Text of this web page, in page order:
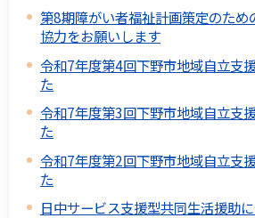
第8期障がい者福祉計画策定のため
協力をお願いします
令和7年度第4回下野市地域自立支
た
令和7年度第3回下野市地域自立支
た
令和7年度第2回下野市地域自立支
た
日中サービス支援型共同生活援助